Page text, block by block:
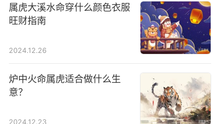
属虎大溪水命穿什么颜色衣服
旺财指南
2024.12.26
炉中火命属虎适合做什么生
意？
2024.12.23